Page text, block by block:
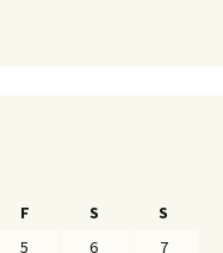
F S
S
5 6
7